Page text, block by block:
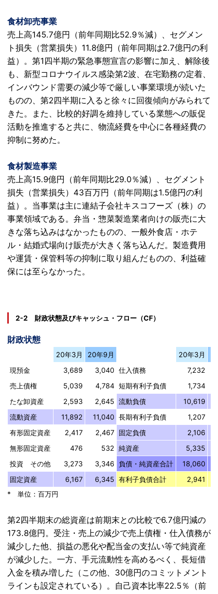
食材卸売事業
売上高145.7億円（前年同期比52.9％減）、セグメン
ト損失（営業損失）11.8億円（前年同期は2.7億円の利
益）。第1四半期の緊急事態宣言の影響に加え、解除後
も、新型コロナウイルス感染第2波、在宅勤務の定着、
インバウンド需要の減少等で厳しい事業環境が続いた
ものの、第2四半期に入ると徐々に回復傾向がみられて
きた。また、比較的好調を維持している業態への販促
活動を推進すると共に、物流経費を中心に各種経費の
抑制に努めた。
食材製造事業
売上高15.9億円（前年同期比29.0％減）、セグメント
損失（営業損失）43百万円（前年同期は1.5億円の利
益）。当事業は主に連結子会社キスコフーズ（株）の
事業領域である。弁当・惣菜製造業者向けの販売に大
きな落ち込みはなかったものの、一般外食店・ホテ
ル・結婚式場向け販売が大きく落ち込んだ。製造費用
や運賃・保管料等の抑制に取り組んだものの、利益確
保には至らなかった。
2-2 財政状態及びキャッシュ・フロー（CF）
財政状態
20年3月 20年9月 20年3月
現預金
3,689 3,040 仕入債務 7,232
売上債権
5,039 4,784 短期有利子負債 1,734
たな卸資産
2,593 2,645 流動負債 10,619
流動資産
11,892 11,040 長期有利子負債
1,207
有形固定資産
2,417 2,467 固定負債
2,106
無形固定資産
476 532 純資産 5,335
投資 その他
3,273 3,346 負債・純資産合計 18,060
固定資産
6,167 6,345 有利子負債合計 2,941
* 単位：百万円
第2四半期末の総資産は前期末との比較で6.7億円減の
173.8億円。受注・売上の減少で売上債権・仕入債務が
減少した他、損益の悪化や配当金の支払い等で純資産
が減少した。一方、手元流動性を高めるべく、長短借
入金を積み増した（この他、30億円のコミットメント
ラインも設定されている）。自己資本比率22.5％（前